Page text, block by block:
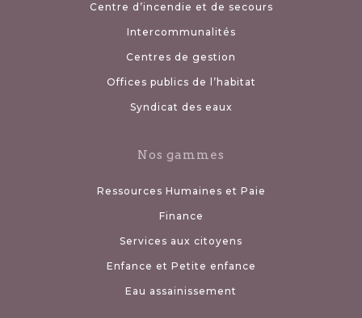
Centre d’incendie et de secours
Intercommunalités
Centres de gestion
Offices publics de l’habitat
Syndicat des eaux
Nos gammes
Ressources Humaines et Paie
Finance
Services aux citoyens
Enfance et Petite enfance
Eau assainissement